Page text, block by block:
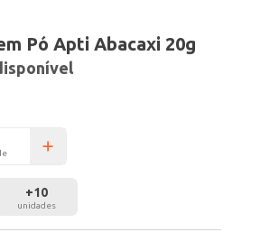
Pó Apti Abacaxi 20g
+10
unidades